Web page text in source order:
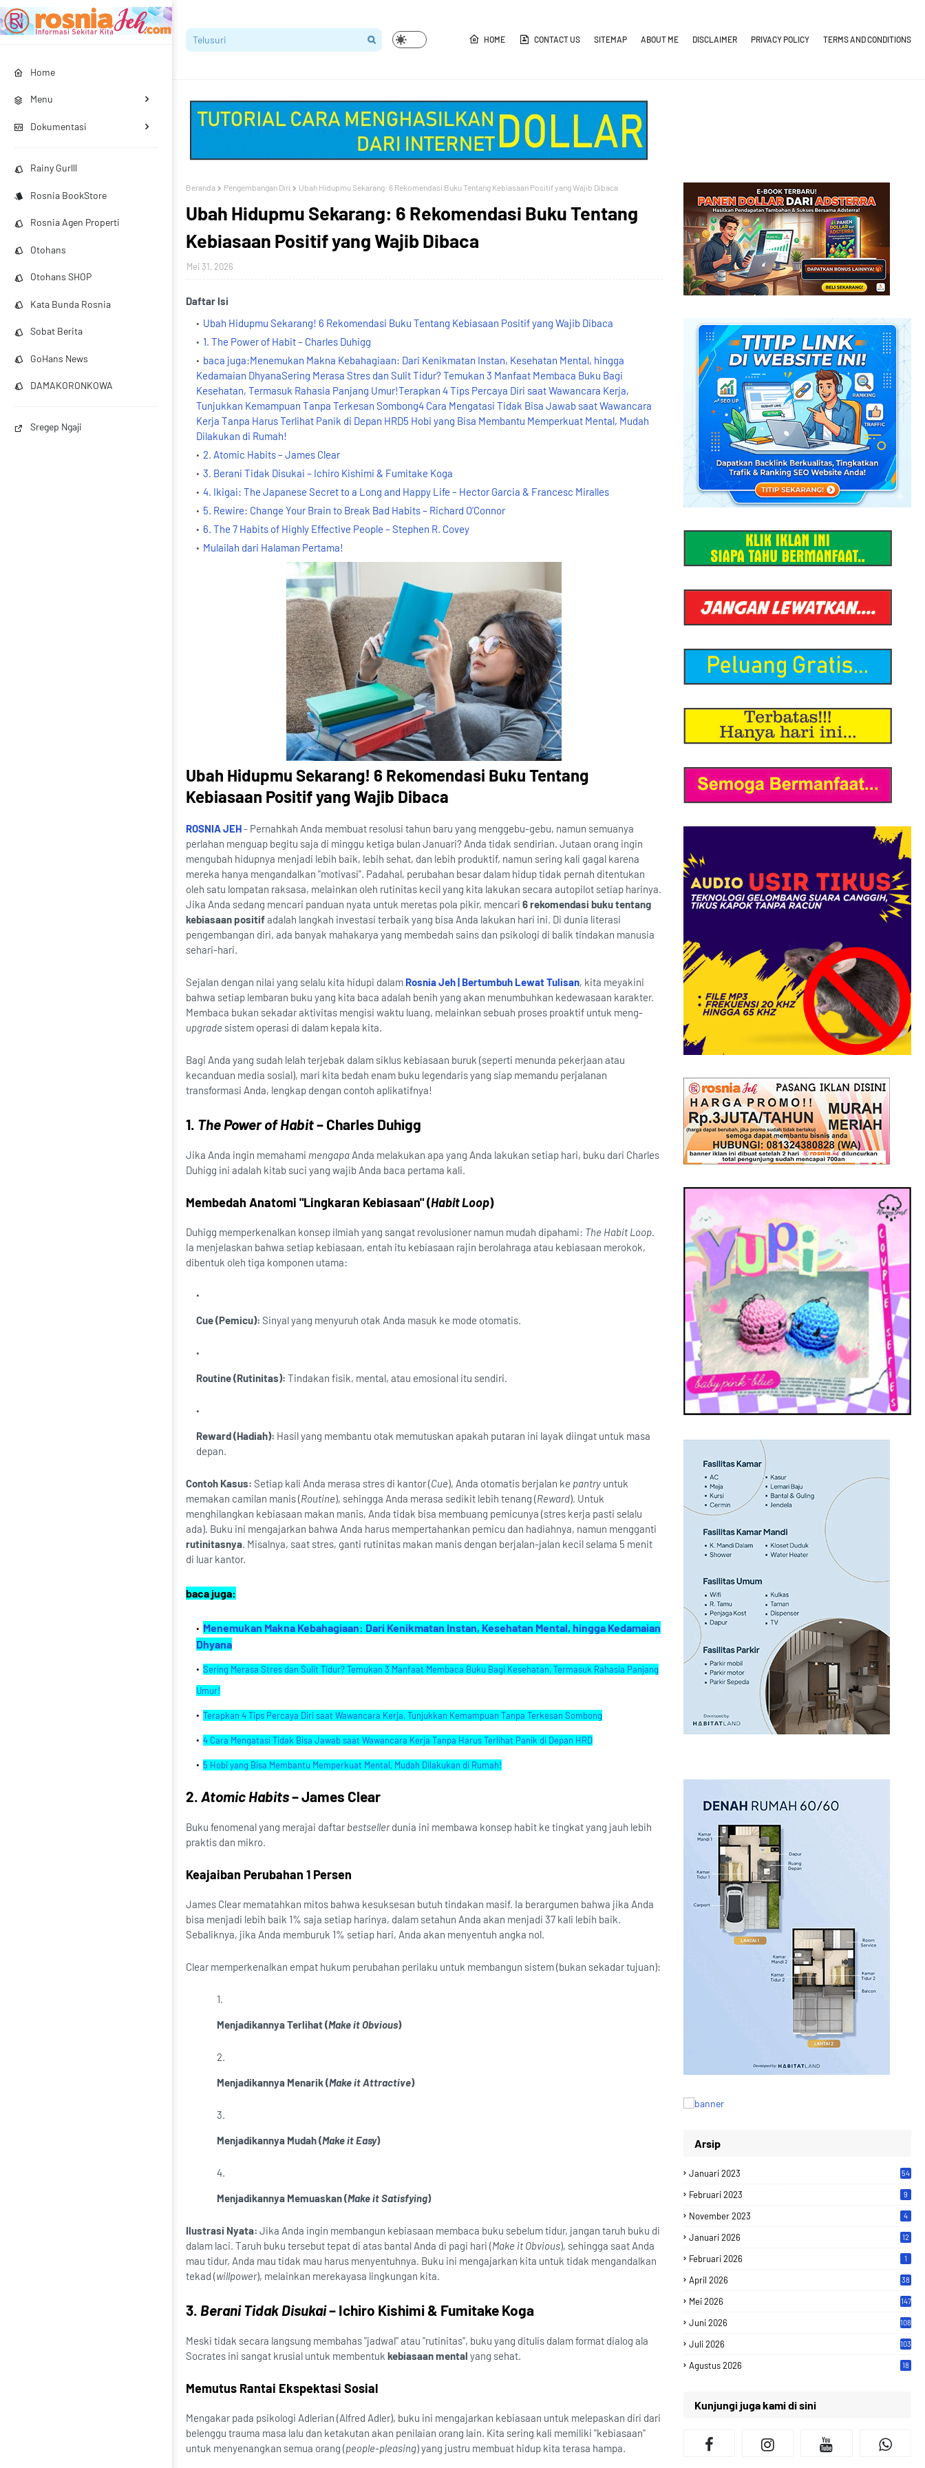
Home
Menu
Dokumentasi
Rainy Gurlll
Rosnia BookStore
Rosnia Agen Properti
Otohans
Otohans SHOP
Kata Bunda Rosnia
Sobat Berita
GoHans News
DAMAKORONKOWA
Sregep Ngaji
HOME CONTACT US SITEMAP ABOUT ME DISCLAIMER PRIVACY POLICY TERMS AND CONDITIONS
Beranda Pengembangan Diri Ubah Hidupmu Sekarang: 6 Rekomendasi Buku Tentang Kebiasaan Positif yang Wajib Dibaca
Ubah Hidupmu Sekarang: 6 Rekomendasi Buku Tentang
Kebiasaan Positif yang Wajib Dibaca
Mei 31, 2026
Daftar Isi
Ubah Hidupmu Sekarang! 6 Rekomendasi Buku Tentang Kebiasaan Positif yang Wajib Dibaca
1. The Power of Habit – Charles Duhigg
baca juga:Menemukan Makna Kebahagiaan: Dari Kenikmatan Instan, Kesehatan Mental, hingga
Kedamaian DhyanaSering Merasa Stres dan Sulit Tidur? Temukan 3 Manfaat Membaca Buku Bagi
Kesehatan, Termasuk Rahasia Panjang Umur!Terapkan 4 Tips Percaya Diri saat Wawancara Kerja,
Tunjukkan Kemampuan Tanpa Terkesan Sombong4 Cara Mengatasi Tidak Bisa Jawab saat Wawancara
Kerja Tanpa Harus Terlihat Panik di Depan HRD5 Hobi yang Bisa Membantu Memperkuat Mental, Mudah
Dilakukan di Rumah!
2. Atomic Habits – James Clear
3. Berani Tidak Disukai – Ichiro Kishimi & Fumitake Koga
4. Ikigai: The Japanese Secret to a Long and Happy Life – Hector Garcia & Francesc Miralles
5. Rewire: Change Your Brain to Break Bad Habits – Richard O'Connor
6. The 7 Habits of Highly Effective People – Stephen R. Covey
Mulailah dari Halaman Pertama!
Ubah Hidupmu Sekarang! 6 Rekomendasi Buku Tentang
Kebiasaan Positif yang Wajib Dibaca
ROSNIA JEH- Pernahkah Anda membuat resolusi tahun baru yang menggebu-gebu, namun semuanya
perlahan menguap begitu saja di minggu ketiga bulan Januari? Anda tidak sendirian. Jutaan orang ingin
mengubah hidupnya menjadi lebih baik, lebih sehat, dan lebih produktif, namun sering kali gagal karena
mereka hanya mengandalkan "motivasi". Padahal, perubahan besar dalam hidup tidak pernah ditentukan
oleh satu lompatan raksasa, melainkan oleh rutinitas kecil yang kita lakukan secara autopilot setiap harinya.
Jika Anda sedang mencari panduan nyata untuk meretas pola pikir, mencari 6 rekomendasi buku tentang
kebiasaan positifadalah langkah investasi terbaik yang bisa Anda lakukan hari ini. Di dunia literasi
pengembangan diri, ada banyak mahakarya yang membedah sains dan psikologi di balik tindakan manusia
sehari-hari.
Sejalan dengan nilai yang selalu kita hidupi dalam Rosnia Jeh | Bertumbuh Lewat Tulisan, kita meyakini
bahwa setiap lembaran buku yang kita baca adalah benih yang akan menumbuhkan kedewasaan karakter.
Membaca bukan sekadar aktivitas mengisi waktu luang, melainkan sebuah proses proaktif untuk meng-
upgrade sistem operasi di dalam kepala kita.
Bagi Anda yang sudah lelah terjebak dalam siklus kebiasaan buruk (seperti menunda pekerjaan atau
kecanduan media sosial), mari kita bedah enam buku legendaris yang siap memandu perjalanan
transformasi Anda, lengkap dengan contoh aplikatifnya!
1. The Power of Habit– Charles Duhigg
Jika Anda ingin memahami mengapa Anda melakukan apa yang Anda lakukan setiap hari, buku dari Charles
Duhigg ini adalah kitab suci yang wajib Anda baca pertama kali.
Membedah Anatomi "Lingkaran Kebiasaan" (Habit Loop)
Duhigg memperkenalkan konsep ilmiah yang sangat revolusioner namun mudah dipahami: The Habit Loop.
Ia menjelaskan bahwa setiap kebiasaan, entah itu kebiasaan rajin berolahraga atau kebiasaan merokok,
dibentuk oleh tiga komponen utama:
Cue (Pemicu): Sinyal yang menyuruh otak Anda masuk ke mode otomatis.
Routine (Rutinitas): Tindakan fisik, mental, atau emosional itu sendiri.
Reward (Hadiah): Hasil yang membantu otak memutuskan apakah putaran ini layak diingat untuk masa
depan.
Contoh Kasus: Setiap kali Anda merasa stres di kantor (Cue), Anda otomatis berjalan ke pantry untuk
memakan camilan manis (Routine), sehingga Anda merasa sedikit lebih tenang (Reward). Untuk
menghilangkan kebiasaan makan manis, Anda tidak bisa membuang pemicunya (stres kerja pasti selalu
ada). Buku ini mengajarkan bahwa Anda harus mempertahankan pemicu dan hadiahnya, namun mengganti
rutinitasnya. Misalnya, saat stres, ganti rutinitas makan manis dengan berjalan-jalan kecil selama 5 menit
di luar kantor.
baca juga:
Menemukan Makna Kebahagiaan: Dari Kenikmatan Instan, Kesehatan Mental, hingga Kedamaian
Dhyana
Sering Merasa Stres dan Sulit Tidur? Temukan 3 Manfaat Membaca Buku Bagi Kesehatan, Termasuk Rahasia Panjang
Umur!
Terapkan 4 Tips Percaya Diri saat Wawancara Kerja, Tunjukkan Kemampuan Tanpa Terkesan Sombong
4 Cara Mengatasi Tidak Bisa Jawab saat Wawancara Kerja Tanpa Harus Terlihat Panik di Depan HRD
5 Hobi yang Bisa Membantu Memperkuat Mental, Mudah Dilakukan di Rumah!
2. Atomic Habits– James Clear
Buku fenomenal yang merajai daftar bestsellerdunia ini membawa konsep habit ke tingkat yang jauh lebih
praktis dan mikro.
Keajaiban Perubahan 1 Persen
James Clear mematahkan mitos bahwa kesuksesan butuh tindakan masif. Ia berargumen bahwa jika Anda
bisa menjadi lebih baik 1% saja setiap harinya, dalam setahun Anda akan menjadi 37 kali lebih baik.
Sebaliknya, jika Anda memburuk 1% setiap hari, Anda akan menyentuh angka nol.
Clear memperkenalkan empat hukum perubahan perilaku untuk membangun sistem (bukan sekadar tujuan):
Menjadikannya Terlihat (Make it Obvious)
Menjadikannya Menarik (Make it Attractive)
Menjadikannya Mudah (Make it Easy)
Menjadikannya Memuaskan (Make it Satisfying)
Ilustrasi Nyata: Jika Anda ingin membangun kebiasaan membaca buku sebelum tidur, jangan taruh buku di
dalam laci. Taruh buku tersebut tepat di atas bantal Anda di pagi hari (Make it Obvious), sehingga saat Anda
mau tidur, Anda mau tidak mau harus menyentuhnya. Buku ini mengajarkan kita untuk tidak mengandalkan
tekad (willpower), melainkan merekayasa lingkungan kita.
3. Berani Tidak Disukai– Ichiro Kishimi & Fumitake Koga
Meski tidak secara langsung membahas "jadwal" atau "rutinitas", buku yang ditulis dalam format dialog ala
Socrates ini sangat krusial untuk membentuk kebiasaan mental yang sehat.
Memutus Rantai Ekspektasi Sosial
Mengakar pada psikologi Adlerian (Alfred Adler), buku ini mengajarkan kebiasaan untuk melepaskan diri dari
belenggu trauma masa lalu dan ketakutan akan penilaian orang lain. Kita sering kali memiliki "kebiasaan"
untuk menyenangkan semua orang (people-pleasing) yang justru membuat hidup kita terasa hampa.
Arsip
Januari 2023 54
Februari 2023 9
November 2023 4
Januari 2026 12
Februari 2026 1
April 2026 38
Mei 2026 147
Juni 2026 108
Juli 2026 103
Agustus 2026 18
Kunjungi juga kami di sini